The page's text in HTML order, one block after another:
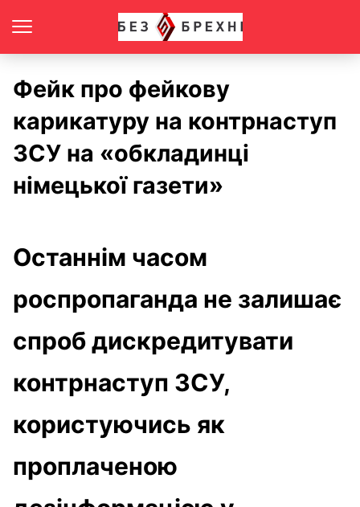
Фейк про фейкову
карикатуру на контрнаступ
ЗСУ на «обкладинці
німецької газети»
Останнім часом
роспропаганда не залишає
спроб дискредитувати
контрнаступ ЗСУ,
користуючись як
проплаченою